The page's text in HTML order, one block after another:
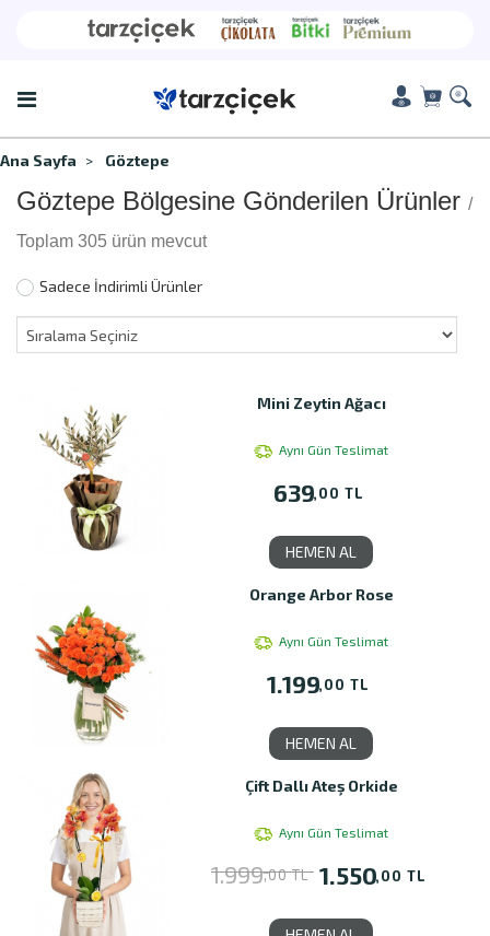
Ana Sayfa Göztepe
Göztepe Bölgesine Gönderilen Ürünler /
Toplam 305 ürün mevcut
Sadece İndirimli Ürünler
Mini Zeytin Ağacı
Aynı Gün Teslimat
639,00 TL
HEMEN AL
Orange Arbor Rose
Aynı Gün Teslimat
1.199,00 TL
HEMEN AL
Çift Dallı Ateş Orkide
Aynı Gün Teslimat
1.999,00 TL 1.550,00 TL